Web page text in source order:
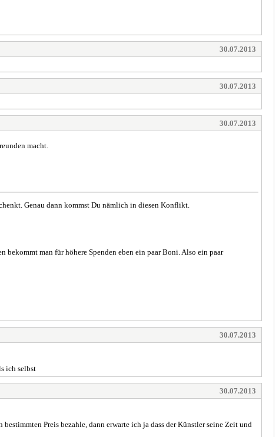
30.07.2013
30.07.2013
30.07.2013
macht.
Genau dann kommst Du nämlich in diesen Konflikt.
man für höhere Spenden eben ein paar Boni. Also ein paar
30.07.2013
ich selbst
30.07.2013
Preis bezahle, dann erwarte ich ja dass der Künstler seine Zeit und